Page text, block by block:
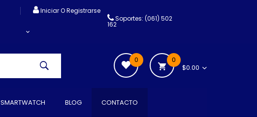
Iniciar O Registrarse
Soportes: (061) 502
162
0
$0.00
0
SMARTWATCH BLOG CONTACTO